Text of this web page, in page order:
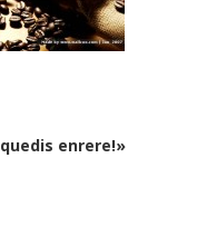
enrere!»